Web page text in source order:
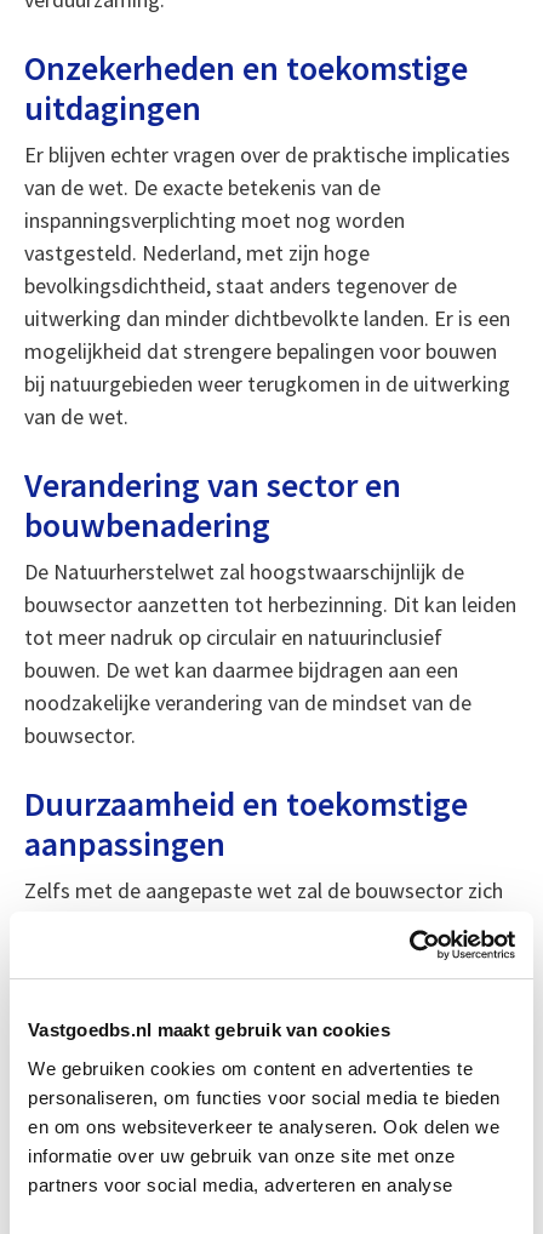
Vastgoedbs.nl maakt gebruik van cookies
We gebruiken cookies om content en advertenties te
personaliseren, om functies voor social media te bieden
en om ons websiteverkeer te analyseren. Ook delen we
informatie over uw gebruik van onze site met onze
partners voor social media, adverteren en analyse
Onzekerheden en toekomstige
uitdagingen
Er blijven echter vragen over de praktische implicaties
van de wet. De exacte betekenis van de
inspanningsverplichting moet nog worden
vastgesteld. Nederland, met zijn hoge
bevolkingsdichtheid, staat anders tegenover de
uitwerking dan minder dichtbevolkte landen. Er is een
mogelijkheid dat strengere bepalingen voor bouwen
bij natuurgebieden weer terugkomen in de uitwerking
van de wet.
Verandering van sector en
bouwbenadering
De Natuurherstelwet zal hoogstwaarschijnlijk de
bouwsector aanzetten tot herbezinning. Dit kan leiden
tot meer nadruk op circulair en natuurinclusief
bouwen. De wet kan daarmee bijdragen aan een
noodzakelijke verandering van de mindset van de
bouwsector.
Duurzaamheid en toekomstige
aanpassingen
Zelfs met de aangepaste wet zal de bouwsector zich
verder moeten inzetten voor duurzaamheid,
bijvoorbeeld door te investeren in emissieloos
materieel. Dit kan echter resulteren in hogere
bouwkosten, die mogelijk doorberekend worden aan
voor de natuur en het milieu.
Belang van natuurinclusief en
circulair bouwen